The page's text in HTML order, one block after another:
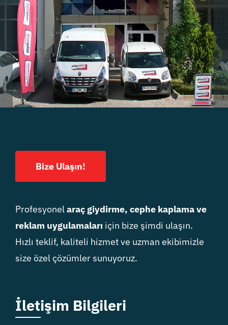
Bize Ulaşın!
Profesyonelaraç giydirme, cephe kaplama ve
reklam uygulamaları için bize şimdi ulaşın.
Hızlı teklif, kaliteli hizmet ve uzman ekibimizle
size özel çözümler sunuyoruz.
İletişim Bilgileri